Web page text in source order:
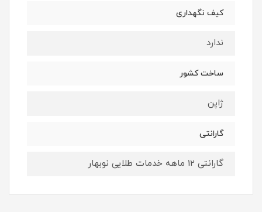
کیف نگهداری
ندارد
ساخت کشور
ژاپن
گارانتی
گارانتی 12 ماهه خدمات طلایی نوبهار